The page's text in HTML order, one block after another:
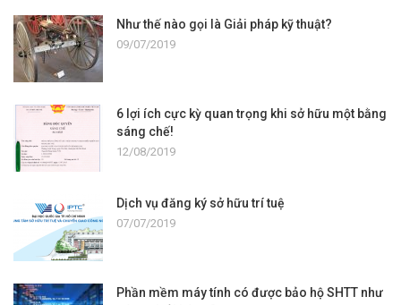
Như thế nào gọi là Giải pháp kỹ thuật?
09/07/2019
6 lợi ích cực kỳ quan trọng khi sở hữu một bằng
sáng chế!
12/08/2019
Dịch vụ đăng ký sở hữu trí tuệ
07/07/2019
Phần mềm máy tính có được bảo hộ SHTT như